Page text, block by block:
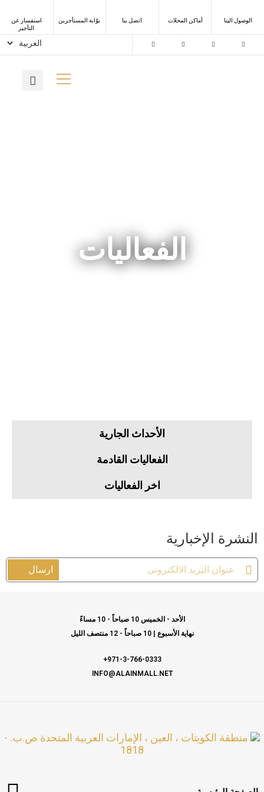
الوصول الينا أماكن المحلات اتصل بنا ﺑﻮّاﺑﺔ اﻟﻤﺴﺘﺄﺟﺮﻳﻦ
استفسار عن
التأجير
الفعاليات
الأحداث الجارية
الفعاليات القادمة
اخر الفعاليات
النشرة الإخبارية
ارسال
الأحد - الخميس 10 صباحاً - 10 مساءً
نهاية الأسبوع | 10 صباحاً - 12 منتصف الليل
971-3-766-0333+
INFO@ALAINMALL.NET
منطقة الكويتات ، العين ، الإمارات العربية المتحدة ص.ب. -
1818